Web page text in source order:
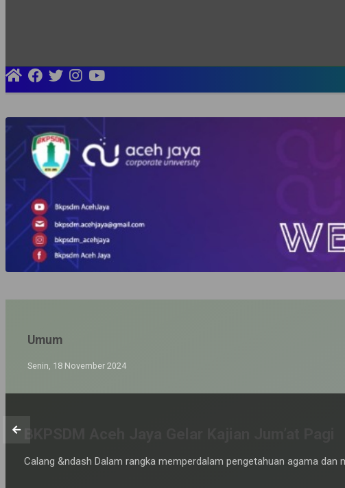
Umum
Minggu, 10 November 2024
Calang &ndash Pj Bupati Aceh Jaya memimpin upacara peringatan